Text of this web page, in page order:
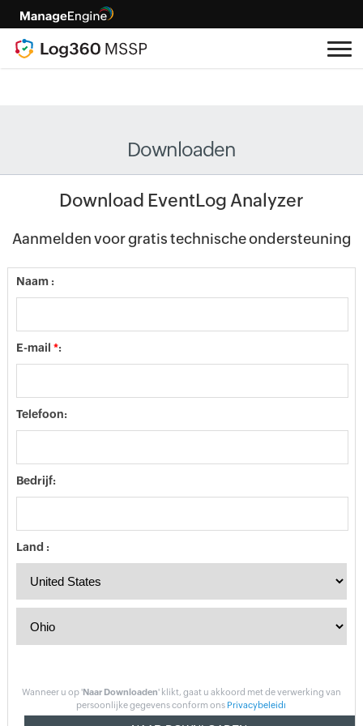
Downloaden
Download EventLog Analyzer
Aanmelden voor gratis technische ondersteuning
Naam :
E-mail *:
Telefoon:
Bedrijf:
Land :
Wanneer u op 'Naar Downloaden' klikt, gaat u akkoord met de verwerking van
persoonlijke gegevens conform ons Privacybeleidı